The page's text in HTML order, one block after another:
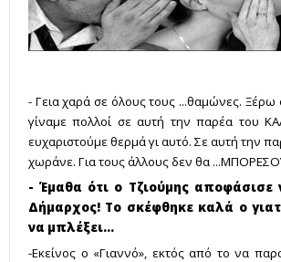
- Γεια χαρά σε όλους τους ...θαμώνες. Ξέρω
γίναμε πολλοί σε αυτή την παρέα του
ευχαριστούμε θερμά γι αυτό. Σε αυτή την
χωράνε. Για τους άλλους δεν θα
- Έμαθα ότι ο Τζιούμης αποφάσισε
Δήμαρχος! Το σκέφθηκε καλά ο
να μπλέξει...
-Εκείνος ο «Γιαννό», εκτός από το να